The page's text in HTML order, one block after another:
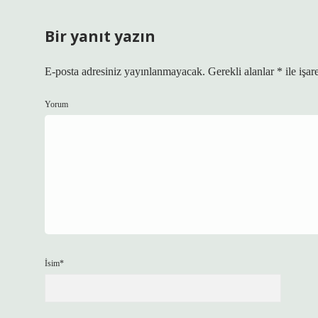
Bir yanıt yazın
E-posta adresiniz yayınlanmayacak. Gerekli alanlar * ile
Yorum
İsim*